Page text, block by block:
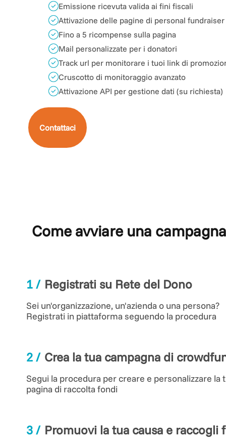
Emissione ricevuta valida ai fini fiscali
Attivazione delle pagine di personal fundraiser
Fino a 5 ricompense sulla pagina
Mail personalizzate per i donatori
Track url per monitorare i tuoi link di
Cruscotto di monitoraggio avanzato
Attivazione API per gestione dati (su richiesta)
Contattaci
Come avviare una campagna
1 / Registrati su Rete del Dono
Sei un'organizzazione, un'azienda o una persona?
Registrati in piattaforma seguendo la procedura
2 / Crea la tua campagna di
Segui la procedura per creare e personalizzare la
pagina di raccolta fondi
3 / Promuovi la tua causa e raccogli